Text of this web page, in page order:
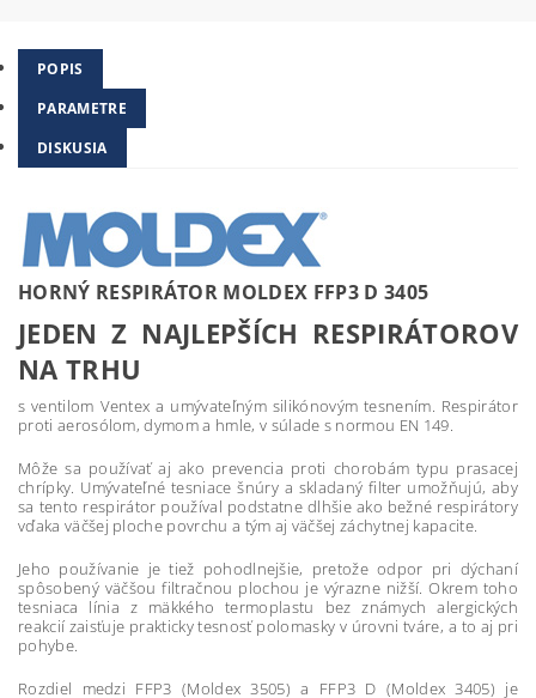
POPIS
PARAMETRE
DISKUSIA
HORNÝ RESPIRÁTOR MOLDEX FFP3 D 3405
JEDEN Z NAJLEPŠÍCH RESPIRÁTOROV
NA TRHU
s ventilom Ventex a umývateľným silikónovým tesnením. Respirátor
proti aerosólom, dymom a hmle, v súlade s normou EN 149.
Môže sa používať aj ako prevencia proti chorobám typu prasacej
chrípky. Umývateľné tesniace šnúry a skladaný filter umožňujú, aby
sa tento respirátor používal podstatne dlhšie ako bežné respirátory
vďaka väčšej ploche povrchu a tým aj väčšej záchytnej kapacite.
Jeho používanie je tiež pohodlnejšie, pretože odpor pri dýchaní
spôsobený väčšou filtračnou plochou je výrazne nižší. Okrem toho
tesniaca línia z mäkkého termoplastu bez známych alergických
reakcií zaisťuje prakticky tesnosť polomasky v úrovni tváre, a to aj pri
pohybe.
Rozdiel medzi FFP3 (Moldex 3505) a FFP3 D (Moldex 3405) je